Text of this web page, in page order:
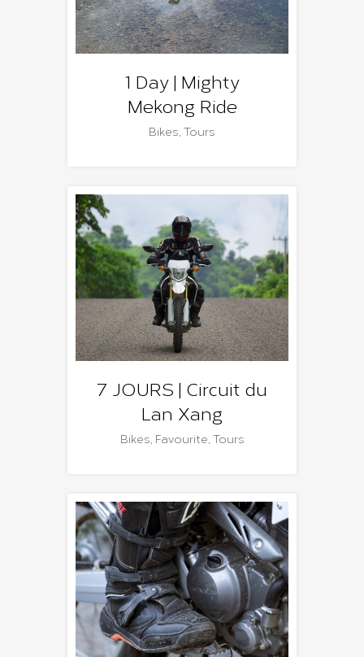
1 Day | Mighty
Mekong Ride
Bikes, Tours
7 JOURS | Circuit du
Lan Xang
Bikes, Favourite, Tours